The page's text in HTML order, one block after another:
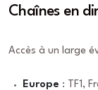
Chaînes en
Accès à un large
Europe : TF1,